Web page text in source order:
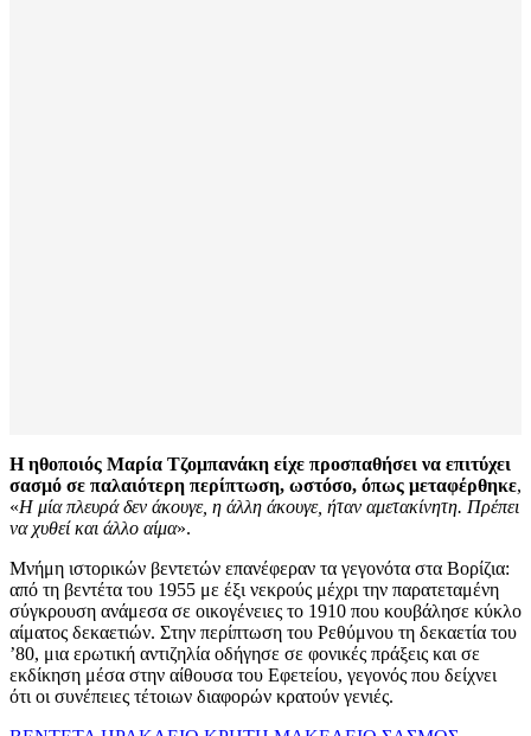
Η ηθοποιός Μαρία Τζομπανάκη είχε προσπαθήσει να επιτύχει
σασμό σε παλαιότερη περίπτωση, ωστόσο, όπως μεταφέρθηκε,
«Η μία πλευρά δεν άκουγε, η άλλη άκουγε, ήταν αμετακίνητη. Πρέπει
να χυθεί και άλλο αίμα».
Μνήμη ιστορικών βεντετών επανέφεραν τα γεγονότα στα Βορίζια:
από τη βεντέτα του 1955 με έξι νεκρούς μέχρι την παρατεταμένη
σύγκρουση ανάμεσα σε οικογένειες το 1910 που κουβάλησε κύκλο
αίματος δεκαετιών. Στην περίπτωση του Ρεθύμνου τη δεκαετία του
’80, μια ερωτική αντιζηλία οδήγησε σε φονικές πράξεις και σε
εκδίκηση μέσα στην αίθουσα του Εφετείου, γεγονός που δείχνει
ότι οι συνέπειες τέτοιων διαφορών κρατούν γενιές.